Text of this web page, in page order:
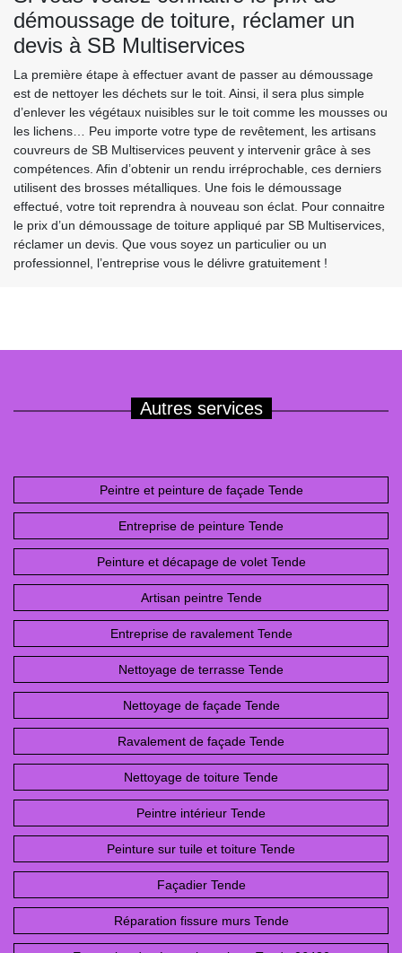
démoussage de toiture, réclamer un
devis à SB Multiservices
La première étape à effectuer avant de passer au démoussage
est de nettoyer les déchets sur le toit. Ainsi, il sera plus simple
d’enlever les végétaux nuisibles sur le toit comme les mousses ou
les lichens… Peu importe votre type de revêtement, les artisans
couvreurs de SB Multiservices peuvent y intervenir grâce à ses
compétences. Afin d’obtenir un rendu irréprochable, ces derniers
utilisent des brosses métalliques. Une fois le démoussage
effectué, votre toit reprendra à nouveau son éclat. Pour connaitre
le prix d’un démoussage de toiture appliqué par SB Multiservices,
réclamer un devis. Que vous soyez un particulier ou un
professionnel, l’entreprise vous le délivre gratuitement !
Autres services
Peintre et peinture de façade Tende
Entreprise de peinture Tende
Peinture et décapage de volet Tende
Artisan peintre Tende
Entreprise de ravalement Tende
Nettoyage de terrasse Tende
Nettoyage de façade Tende
Ravalement de façade Tende
Nettoyage de toiture Tende
Peintre intérieur Tende
Peinture sur tuile et toiture Tende
Façadier Tende
Réparation fissure murs Tende